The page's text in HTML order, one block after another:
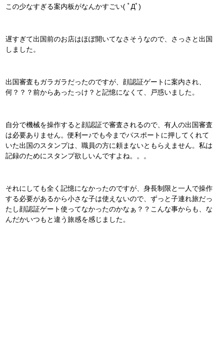
この少なすぎる案内板がなんかすごい( ﾟДﾟ)
遅すぎて出国前のお店はほぼ開いてなさそうなので、さっさと出国
しました。
出国審査もガラガラだったのですが、顔認証ゲートに案内され、
何？？？前からあったっけ？と記憶になくて、戸惑いました。
自分で機械を操作すると顔認証で審査されるので、有人の出国審査
は必要ありません。便利ー♪でも今までパスポートに押してくれて
いた出国のスタンプは、職員の方に頼まないともらえません。私は
記録のためにスタンプ欲しいんですよね。。。
それにしても全く記憶になかったのですが、身長制限と一人で操作
する必要があるから小さな子は使えないので、ずっと子連れ旅だっ
たし顔認証ゲート使ってなかったのかなぁ？？こんな事からも、な
んだかいつもと違う旅感を感じました。